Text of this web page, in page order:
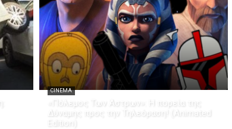
CINEMA
«Πόλεμος Των Άστρων»: Η πορεία της
Δύναμης προς την Τηλεόραση! (Animated